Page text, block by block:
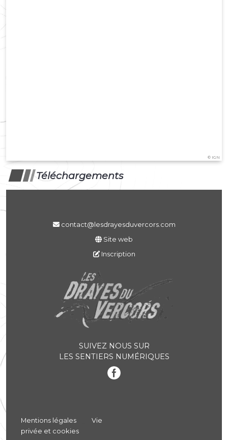
© IGN
Téléchargements
contact@lesdrayesduvercors.com
Site web
Inscription
SUIVEZ NOUS SUR
LES SENTIERS NUMÉRIQUES
Mentions légales
Vie
privée et cookies